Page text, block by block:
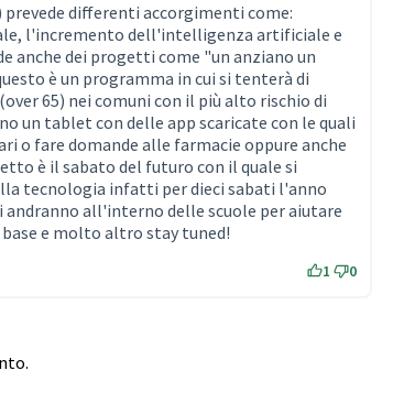
differenti accorgimenti come:
l'incremento dell'intelligenza artificiale e
anche dei progetti come "un anziano un
è un programma in cui si tenterà di
65) nei comuni con il più alto rischio di
un tablet con delle app scaricate con le quali
o fare domande alle farmacie oppure anche
è il sabato del futuro con il quale si
tecnologia infatti per dieci sabati l'anno
all'interno delle scuole per aiutare
e molto altro stay tuned!
1 0